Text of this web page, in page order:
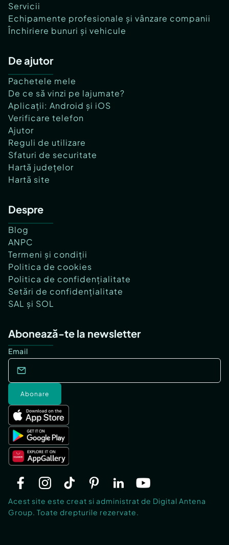
Servicii
Echipamente profesionale și vânzare companii
Închiriere bunuri și vehicule
De ajutor
Pachetele mele
De ce să vinzi pe lajumate?
Aplicații: Android și iOS
Verificare telefon
Ajutor
Reguli de utilizare
Sfaturi de securitate
Hartă județelor
Hartă site
Despre
Blog
ANPC
Termeni și condiții
Politica de cookies
Politica de confidențialitate
Setări de confidențialitate
SAL și SOL
Abonează-te la newsletter
Email
Abonare
Acest site este creat si administrat de Digital Antena
Group. Toate drepturile rezervate.